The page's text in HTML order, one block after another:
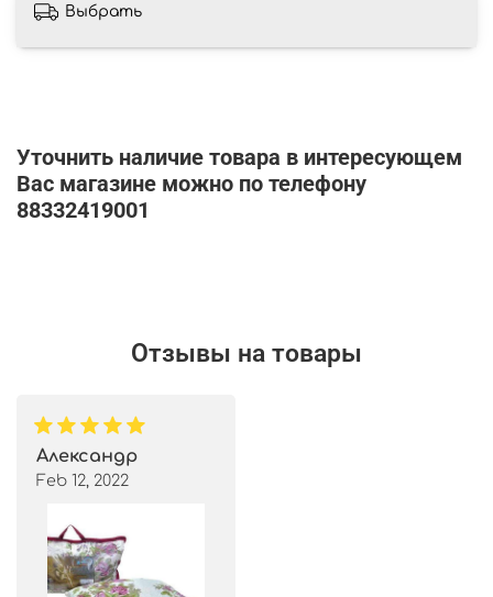
Выбрать
Уточнить наличие товара в интересующем
Вас магазине можно по телефону
88332419001
Отзывы на товары
Александр
Feb 12, 2022